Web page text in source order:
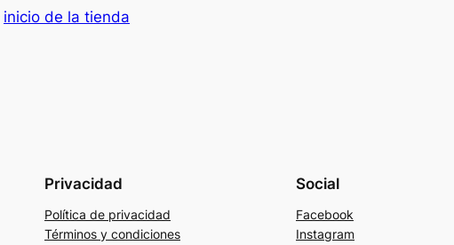
inicio de la tienda
Privacidad
Política de privacidad
Términos y condiciones
Social
Facebook
Instagram